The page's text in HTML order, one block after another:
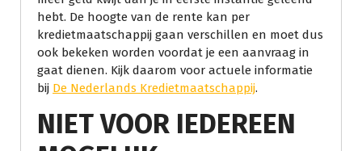
hebt. De hoogte van de rente kan per
kredietmaatschappij gaan verschillen en moet dus
ook bekeken worden voordat je een aanvraag in
gaat dienen. Kijk daarom voor actuele informatie
bij De Nederlands Kredietmaatschappij.
NIET VOOR IEDEREEN